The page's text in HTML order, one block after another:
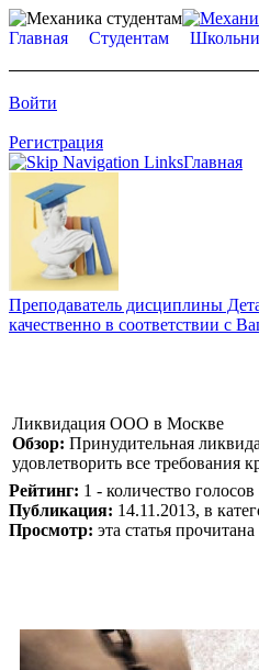
Главная Студентам
Войти
Регистрация
Главная
Преподаватель дисциплины
качественно в соответствии с
Ликвидация ООО в Москве
Обзор: Принудительная
удовлетворить все требования
Рейтинг: 1 - количество голосов
Публикация: 14.11.2013, в
Просмотр: эта статья